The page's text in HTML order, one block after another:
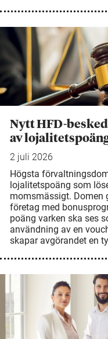
Nytt HFD-
av
2 juli 2026
Högsta
lojalitetspoäng som
momsmässigt. Domen
företag med
poäng varken ska ses
användning av en
skapar avgörandet en